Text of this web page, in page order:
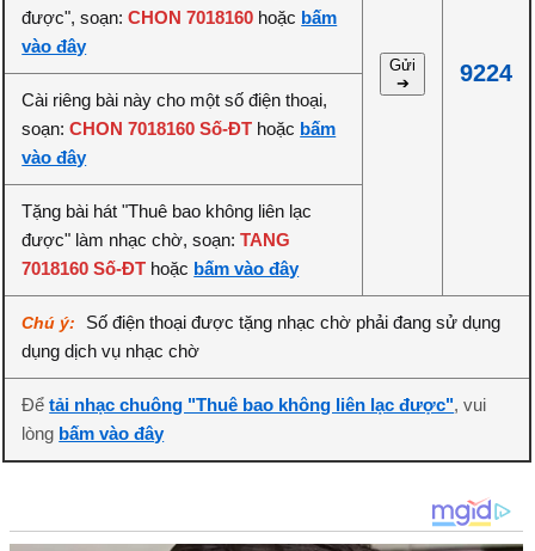
Gửi
➔
9224
được", soạn:CHON 7018160 hoặc bấm
vào đây
Cài riêng bài này cho một số điện thoại,
soạn:CHON 7018160 Số-ĐT hoặc bấm
vào đây
Tặng bài hát "Thuê bao không liên lạc
được" làm nhạc chờ, soạn:TANG
7018160 Số-ĐT hoặc bấm vào đây
Chú ý:
Số điện thoại được tặng nhạc chờ phải đang sử dụng
dụng dịch vụ nhạc chờ
Đểtải nhạc chuông "Thuê bao không liên lạc được", vui
lòng bấm vào đây